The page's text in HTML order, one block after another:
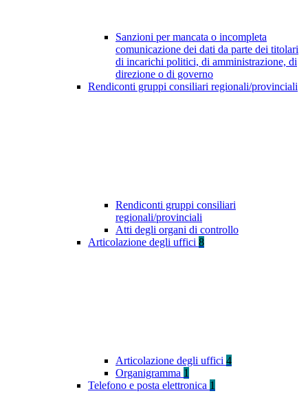
Sanzioni per mancata o incompleta
comunicazione dei dati da parte dei titolari
di incarichi politici, di amministrazione, di
direzione o di governo
Rendiconti gruppi consiliari regionali/provinciali
Rendiconti gruppi consiliari
regionali/provinciali
Atti degli organi di controllo
Articolazione degli uffici 8
Articolazione degli uffici 4
Organigramma 1
Telefono e posta elettronica 1